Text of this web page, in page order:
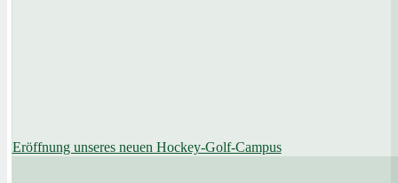
Eröffnung unseres neuen Hockey-Golf-Campus